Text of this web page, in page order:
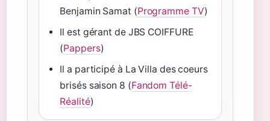
Benjamin Samat (Programme TV)
Il est gérant de JBS COIFFURE
(Pappers)
Il a participé à La Villa des coeurs
brisés saison 8 (Fandom Télé-
Réalité)